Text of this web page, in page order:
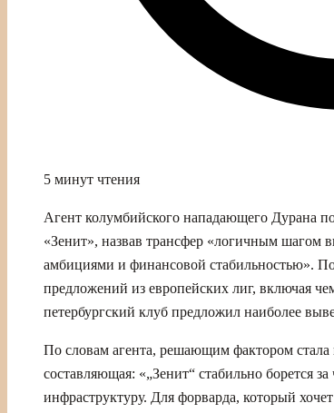
5 минут чтения
Агент колумбийского нападающего Дурана
«Зенит», назвав трансфер «логичным
амбициями и финансовой стабильностью».
предложений из европейских лиг, включая
петербургский клуб предложил наиболее
По словам агента, решающим фактором стала
составляющая: «„Зенит“ стабильно борется
инфраструктуру. Для форварда, который